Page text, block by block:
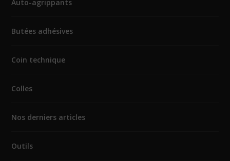
Auto-agrippants
Butées adhésives
Coin technique
Colles
Nos derniers articles
Outils